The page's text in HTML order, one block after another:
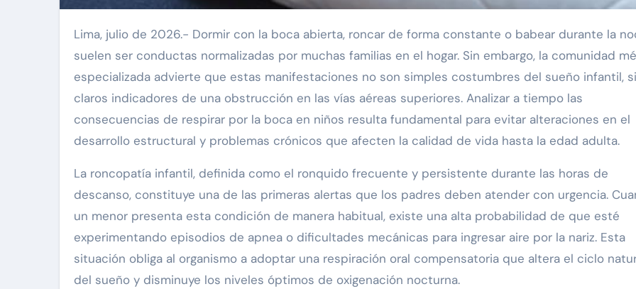
Lima, julio de 2026.- Dormir con la boca abierta, roncar de forma constante o babear durante la noche
suelen ser conductas normalizadas por muchas familias en el hogar. Sin embargo, la comunidad
especializada advierte que estas manifestaciones no son simples costumbres del sueño infantil,
claros indicadores de una obstrucción en las vías aéreas superiores. Analizar a tiempo las
consecuencias de respirar por la boca en niños resulta fundamental para evitar alteraciones en el
desarrollo estructural y problemas crónicos que afecten la calidad de vida hasta la edad adulta.
La roncopatía infantil, definida como el ronquido frecuente y persistente durante las horas de
descanso, constituye una de las primeras alertas que los padres deben atender con urgencia.
un menor presenta esta condición de manera habitual, existe una alta probabilidad de que esté
experimentando episodios de apnea o dificultades mecánicas para ingresar aire por la nariz. Esta
situación obliga al organismo a adoptar una respiración oral compensatoria que altera el ciclo
del sueño y disminuye los niveles óptimos de oxigenación nocturna.